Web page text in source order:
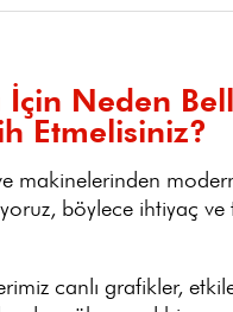
Neden
Etmelisiniz?
makinelerinden
böylece ihtiyaç
canlı grafikler,